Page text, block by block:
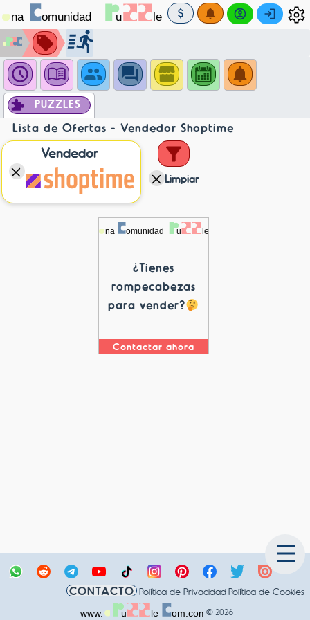
PUZZLES
Lista de Ofertas - Vendedor Shoptime
Vendedor
Limpiar
¿Tienes
rompecabezas
para vender?
Contactar ahora
CONTACTO Política de PrivacidadPolítica de Cookies
© 2026